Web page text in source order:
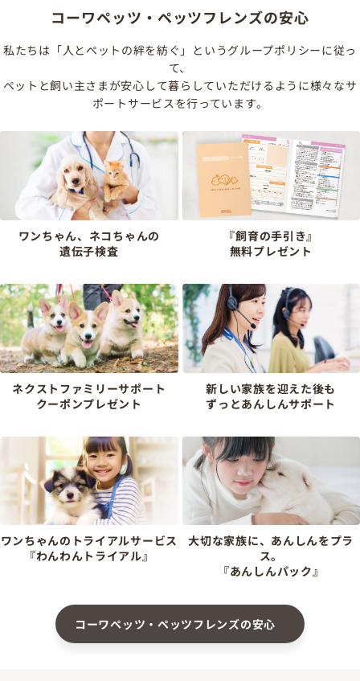
コーワペッツ・ペッツフレンズの安心
私たちは「人とペットの絆を紡ぐ」というグループポリシーに従っ
て、
ペットと飼い主さまが安心して暮らしていただけるように様々なサ
ポートサービスを行っています。
ワンちゃん、ネコちゃんの
遺伝子検査
『飼育の手引き』
無料プレゼント
ネクストファミリーサポート
クーポンプレゼント
新しい家族を迎えた後も
ずっとあんしんサポート
ワンちゃんのトライアルサービス
『わんわんトライアル』
大切な家族に、あんしんをプラ
ス。
『あんしんパック』
コーワペッツ・ペッツフレンズの安心